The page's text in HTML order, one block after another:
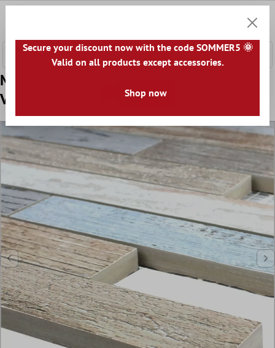
Model din Mozaic Ceramic Gresie Concerto
Viu Colorate Compus R10/B
Secure your discount now with the code SOMMER5 🌞
Valid on all products except accessories.
Shop now